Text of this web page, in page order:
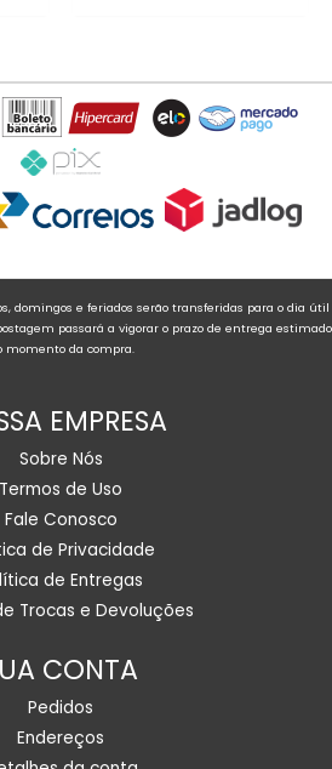
domingos e feriados serão transferidas para o dia útil
passará a vigorar o prazo de entrega estimado
momento da compra.
EMPRESA
Sobre Nós
Termos de Uso
Fale Conosco
de Privacidade
de Entregas
Trocas e Devoluções
CONTA
Pedidos
Endereços